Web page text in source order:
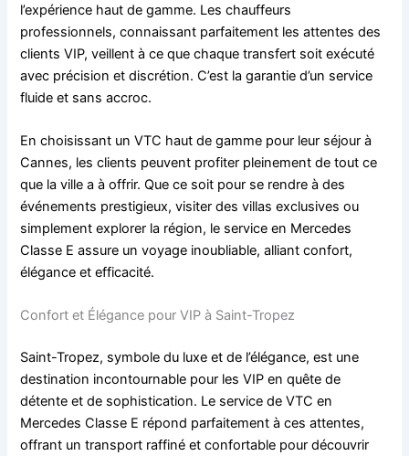
l’expérience haut de gamme. Les chauffeurs
professionnels, connaissant parfaitement les attentes des
clients VIP, veillent à ce que chaque transfert soit exécuté
avec précision et discrétion. C’est la garantie d’un service
fluide et sans accroc.
En choisissant un VTC haut de gamme pour leur séjour à
Cannes, les clients peuvent profiter pleinement de tout ce
que la ville a à offrir. Que ce soit pour se rendre à des
événements prestigieux, visiter des villas exclusives ou
simplement explorer la région, le service en Mercedes
Classe E assure un voyage inoubliable, alliant confort,
élégance et efficacité.
Confort et Élégance pour VIP à Saint-Tropez
Saint-Tropez, symbole du luxe et de l’élégance, est une
destination incontournable pour les VIP en quête de
détente et de sophistication. Le service de VTC en
Mercedes Classe E répond parfaitement à ces attentes,
offrant un transport raffiné et confortable pour découvrir